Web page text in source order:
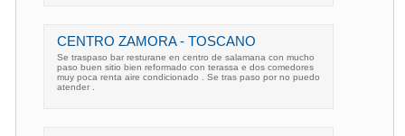
CENTRO ZAMORA - TOSCANO
Se traspaso bar resturane en centro de salamana con mucho
paso buen sitio bien reformado con terassa e dos comedores
muy poca renta aire condicionado . Se tras paso por no puedo
atender .